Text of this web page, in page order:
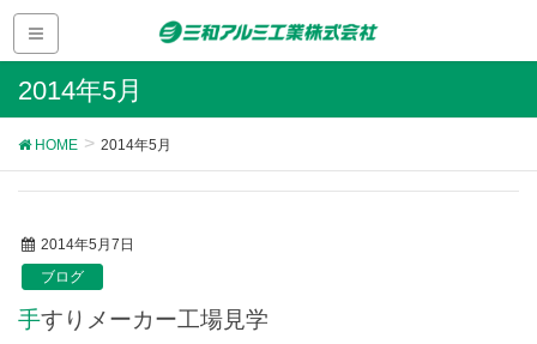
2014年5月
HOME 2014年5月
2014年5月7日
ブログ
手すりメーカー工場見学